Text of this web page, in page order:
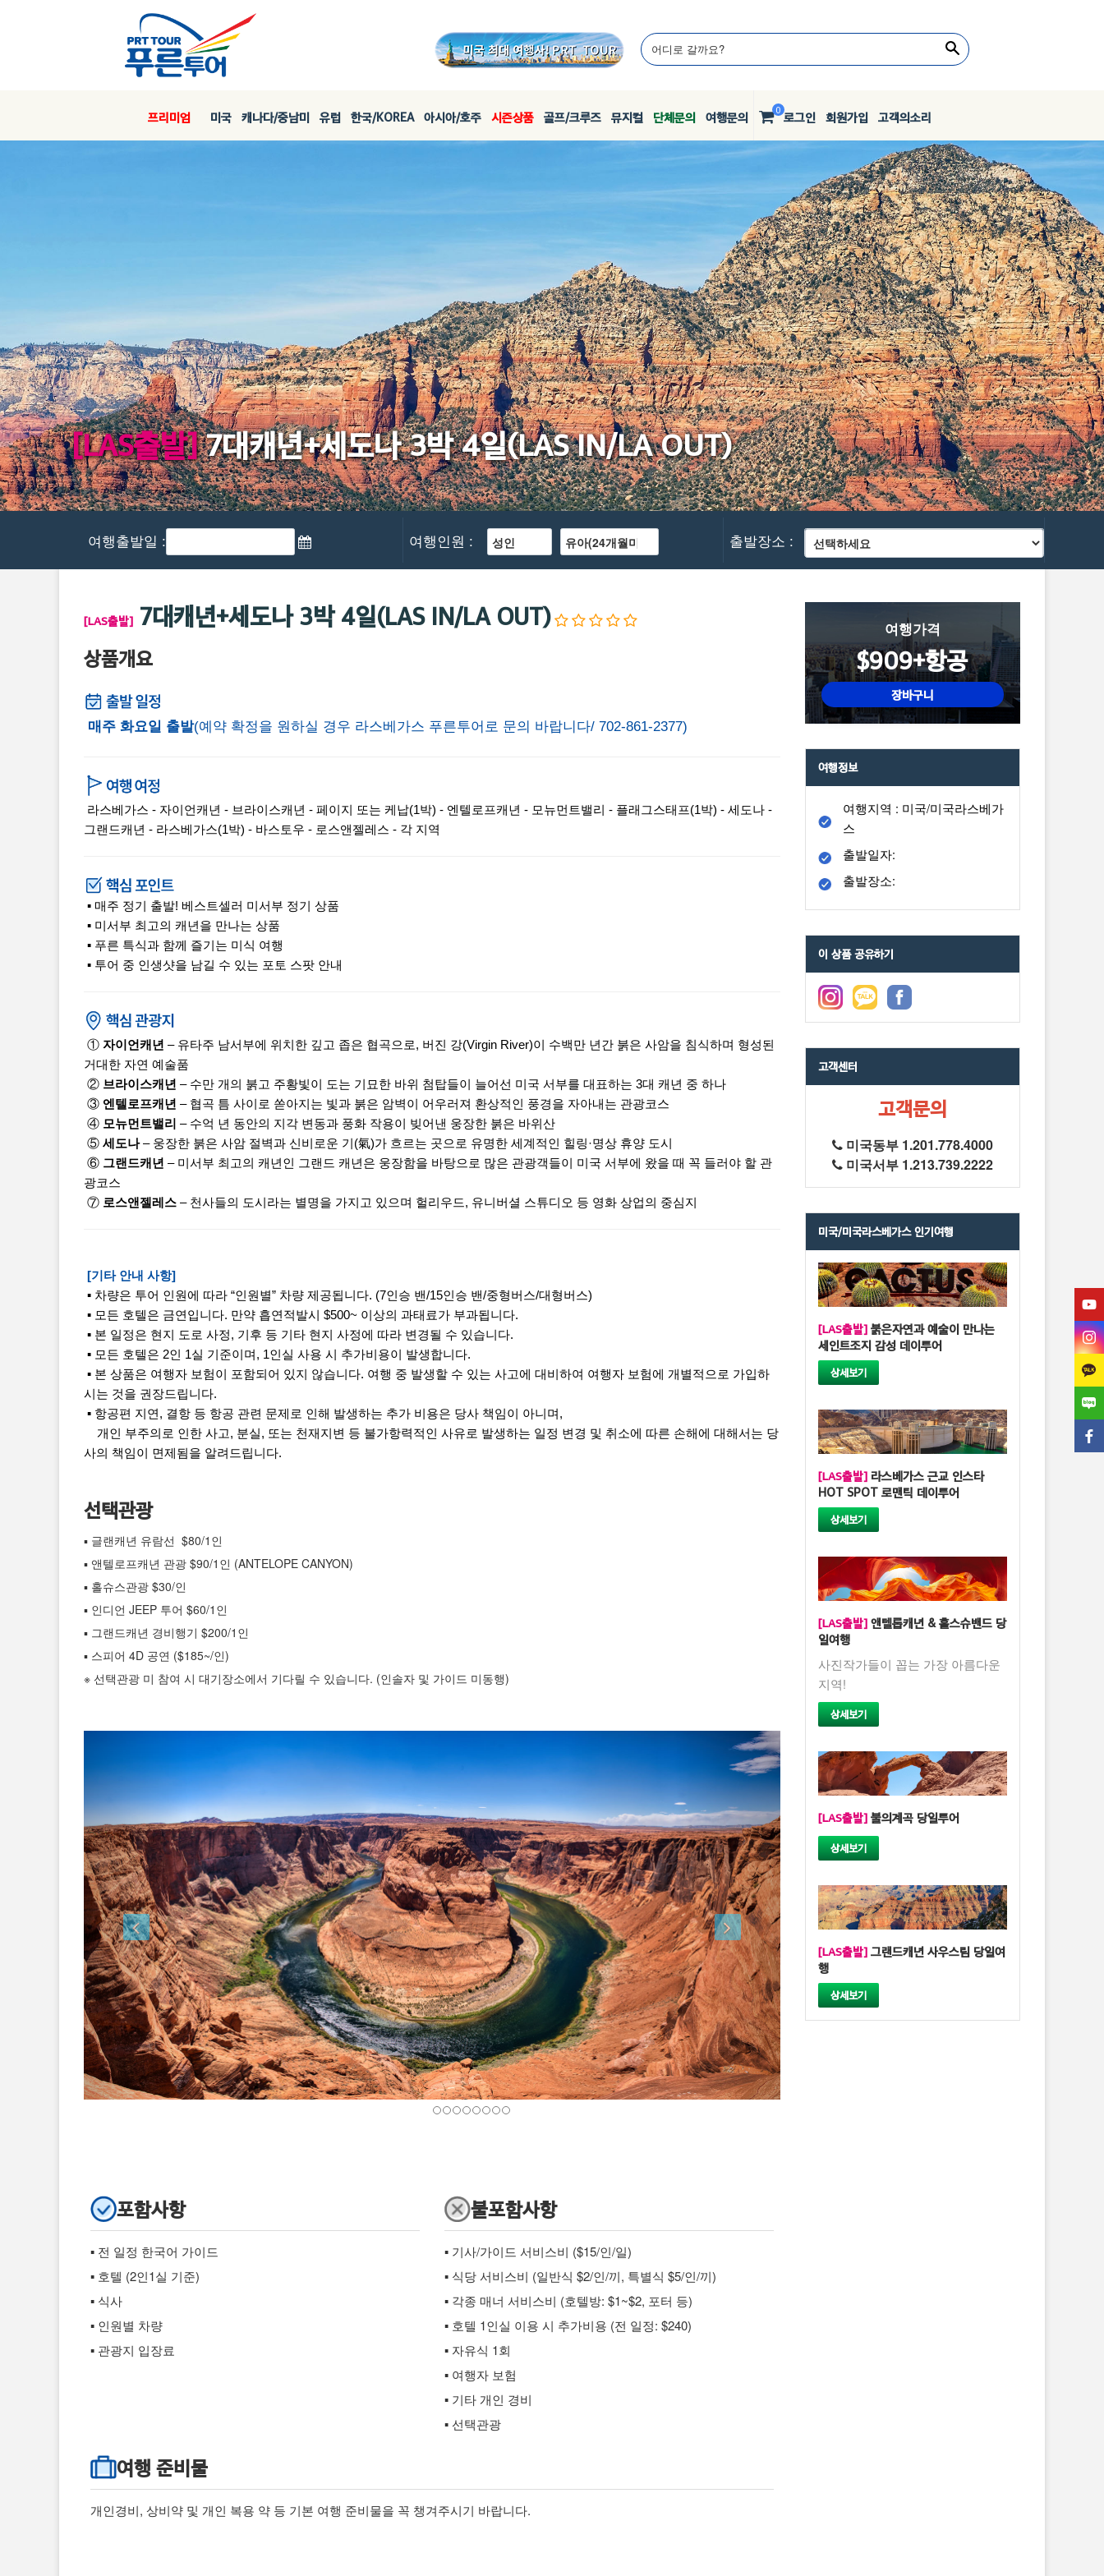
프리미엄 미국 캐나다/중남미 유럽 한국/KOREA 아시아/호주 시즌상품 골프/크루즈 뮤지컬 단체문의 여행문의 0 로그인 회원가입 고객의소리
[LAS출발]7대캐년+세도나 3박 4일(LAS IN/LA OUT)
여행출발일 : 여행인원 : 출발장소 :
[LAS출발] 7대캐년+세도나 3박 4일(LAS IN/LA OUT)
상품개요
매주 화요일 출발(예약 확정을 원하실 경우 라스베가스 푸른투어로 문의 바랍니다/ 702-861-2377)
라스베가스 - 자이언캐년 - 브라이스캐년 - 페이지 또는 케납(1박) - 엔텔로프캐년 - 모뉴먼트밸리 - 플래그스태프(1박) - 세도나 -
그랜드캐년 - 라스베가스(1박) - 바스토우 - 로스앤젤레스 - 각 지역
▪ 매주 정기 출발! 베스트셀러 미서부 정기 상품
▪ 미서부 최고의 캐년을 만나는 상품
▪ 푸른 특식과 함께 즐기는 미식 여행
▪ 투어 중 인생샷을 남길 수 있는 포토 스팟 안내
① 자이언캐년 – 유타주 남서부에 위치한 깊고 좁은 협곡으로, 버진 강(Virgin River)이 수백만 년간 붉은 사암을 침식하며 형성된
거대한 자연 예술품
② 브라이스캐년 – 수만 개의 붉고 주황빛이 도는 기묘한 바위 첨탑들이 늘어선 미국 서부를 대표하는 3대 캐년 중 하나
③ 엔텔로프캐년 – 협곡 틈 사이로 쏟아지는 빛과 붉은 암벽이 어우러져 환상적인 풍경을 자아내는 관광코스
④ 모뉴먼트밸리 – 수억 년 동안의 지각 변동과 풍화 작용이 빚어낸 웅장한 붉은 바위산
⑤ 세도나– 웅장한 붉은 사암 절벽과 신비로운 기(氣)가 흐르는 곳으로 유명한 세계적인 힐링·명상 휴양 도시
⑥ 그랜드캐년 – 미서부 최고의 캐년인 그랜드 캐년은 웅장함을 바탕으로 많은 관광객들이 미국 서부에 왔을 때 꼭 들러야 할 관
광코스
⑦ 로스앤젤레스 – 천사들의 도시라는 별명을 가지고 있으며 헐리우드, 유니버셜 스튜디오 등 영화 상업의 중심지
[기타 안내 사항]
▪ 차량은 투어 인원에 따라 “인원별” 차량 제공됩니다. (7인승 밴/15인승 밴/중형버스/대형버스)
▪ 모든 호텔은 금연입니다. 만약 흡연적발시 $500~ 이상의 과태료가 부과됩니다.
▪ 본 일정은 현지 도로 사정, 기후 등 기타 현지 사정에 따라 변경될 수 있습니다.
▪ 모든 호텔은 2인 1실 기준이며, 1인실 사용 시 추가비용이 발생합니다.
▪ 본 상품은 여행자 보험이 포함되어 있지 않습니다. 여행 중 발생할 수 있는 사고에 대비하여 여행자 보험에 개별적으로 가입하
시는 것을 권장드립니다.
▪ 항공편 지연, 결항 등 항공 관련 문제로 인해 발생하는 추가 비용은 당사 책임이 아니며,
개인 부주의로 인한 사고, 분실, 또는 천재지변 등 불가항력적인 사유로 발생하는 일정 변경 및 취소에 따른 손해에 대해서는 당
사의 책임이 면제됨을 알려드립니다.
선택관광
▪ 글랜캐년 유람선 $80/1인
▪ 앤텔로프캐년 관광 $90/1인 (ANTELOPE CANYON)
▪ 홀슈스관광 $30/인
▪ 인디언 JEEP 투어 $60/1인
▪ 그랜드캐년 경비행기 $200/1인
▪ 스피어 4D 공연 ($185~/인)
※ 선택관광 미 참여 시 대기장소에서 기다릴 수 있습니다. (인솔자 및 가이드 미동행)
포함사항
▪ 전 일정 한국어 가이드
▪ 호텔 (2인1실 기준)
▪ 식사
▪ 인원별 차량
▪ 관광지 입장료
불포함사항
▪ 기사/가이드 서비스비 ($15/인/일)
▪ 식당 서비스비 (일반식 $2/인/끼, 특별식 $5/인/끼)
▪ 각종 매너 서비스비 (호텔방: $1~$2, 포터 등)
▪ 호텔 1인실 이용 시 추가비용 (전 일정: $240)
▪ 자유식 1회
▪ 여행자 보험
▪ 기타 개인 경비
▪ 선택관광
여행 준비물
개인경비, 상비약 및 개인 복용 약 등 기본 여행 준비물을 꼭 챙겨주시기 바랍니다.
여행가격
$909+항공
장바구니
여행정보
여행지역 : 미국/미국라스베가
스
출발일자:
출발장소:
이 상품 공유하기
고객센터
고객문의
미국동부 1.201.778.4000
미국서부 1.213.739.2222
미국/미국라스베가스 인기여행
[LAS출발]붉은자연과 예술이 만나는
세인트조지 감성 데이투어
상세보기
[LAS출발]라스베가스 근교 인스타
HOT SPOT 로맨틱 데이투어
상세보기
[LAS출발]앤텔롭캐년 & 홀스슈밴드 당
일여행
사진작가들이 꼽는 가장 아름다운
지역!
상세보기
[LAS출발]불의계곡 당일투어
상세보기
[LAS출발]그랜드캐년 사우스림 당일여
행
상세보기